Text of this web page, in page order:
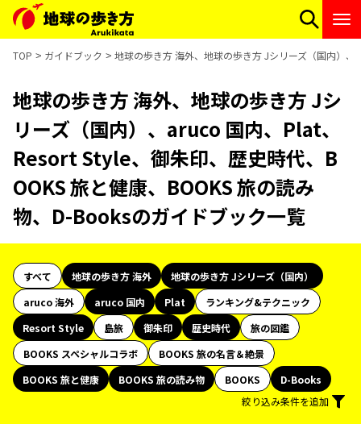
TOP ガイドブック 地球の歩き方 海外、地球の歩き方 Jシリーズ（国内）
地球の歩き方 海外、地球の歩き方 Jシ
リーズ（国内）、aruco 国内、Plat、
Resort Style、御朱印、歴史時代、B
OOKS 旅と健康、BOOKS 旅の読み
物、D-Booksのガイドブック一覧
すべて 地球の歩き方 海外
地球の歩き方 Jシリーズ（国内）
aruco 海外
aruco 国内 Plat
ランキング&テクニック
Resort Style
島旅 御朱印 歴史時代
旅の図鑑
BOOKS スペシャルコラボ
BOOKS 旅の名言＆絶景
BOOKS 旅と健康
BOOKS 旅の読み物 BOOKS
D-Books
絞り込み条件を追加